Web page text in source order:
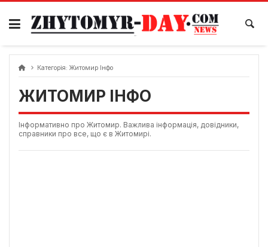
Skip
content
Категорія: Житомир Інфо
ЖИТОМИР ІНФО
Інформативно про Житомир. Важлива інформація, довідники,
справники про все, що є в Житомирі.